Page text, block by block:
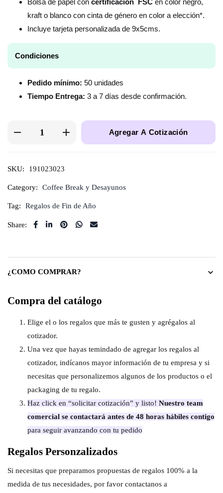
Bolsa de papel con certificación FSC en color negro,
kraft o blanco con cinta de género en color a elección*.
Incluye tarjeta personalizada de 9x5cms.
Condiciones
Pedido mínimo: 50 unidades
Tiempo Entrega: 3 a 7 días desde confirmación.
Agregar A Cotización
SKU: 191023023
Category: Coffee Break y Desayunos
Tag: Regalos de Fin de Año
Share:
¿COMO COMPRAR?
Compra del catálogo
Elige el o los regalos que más te gusten y agrégalos al
cotizador.
Una vez que hayas temindado de agregar los regalos al
cotizador, indícanos mayor información de tu empresa y si
necesitas que personalizemos algunos de los productos o el
packaging de tu regalo.
Haz click en “solicitar cotización” y listo! Nuestro team
comercial se contactará antes de 48 horas hábiles contigo
para seguir avanzando con tu pedido
Regalos Personzalizados
Si necesitas que preparamos propuestas de regalos 100% a la
medida de tus necesidades, por favor contactanos a